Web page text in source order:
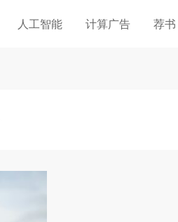
人工智能 计算广告 荐书